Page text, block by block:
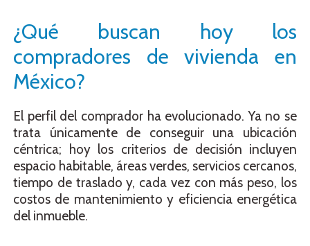
¿Qué buscan hoy los
compradores de vivienda en
México?
El perfil del comprador ha evolucionado. Ya no se
trata únicamente de conseguir una ubicación
céntrica; hoy los criterios de decisión incluyen
espacio habitable, áreas verdes, servicios cercanos,
tiempo de traslado y, cada vez con más peso, los
costos de mantenimiento y eficiencia energética
del inmueble.